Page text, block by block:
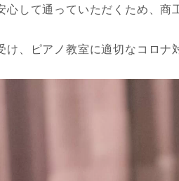
心して通っていただくため、商
、ピアノ教室に適切なコロナ